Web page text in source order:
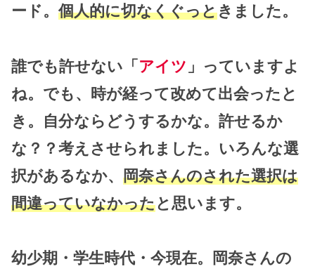
ード。 個人的に切なくぐっときました。
誰でも許せない「 アイツ 」っていますよ
ね。でも、時が経って改めて出会ったと
き。自分ならどうするかな。許せるか
な？？考えさせられました。いろんな選
択があるなか、 岡奈さんのされた選択は
間違っていなかったと思います。
幼少期・学生時代・今現在。岡奈さんの